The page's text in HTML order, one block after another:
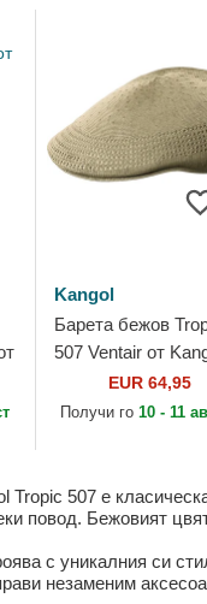
Kangol
Барета бежов
507 Ventair от
EUR 64,95
Получи го10 - 11
Tropic 507 е
повод. Бежовият
с уникалния си
незаменим